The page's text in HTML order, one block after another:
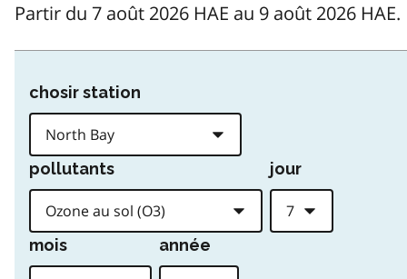
Partir du 7 août 2026 HAE au 9 août 2026 HAE.